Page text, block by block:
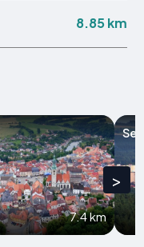
8.85 km
7.4 km
>